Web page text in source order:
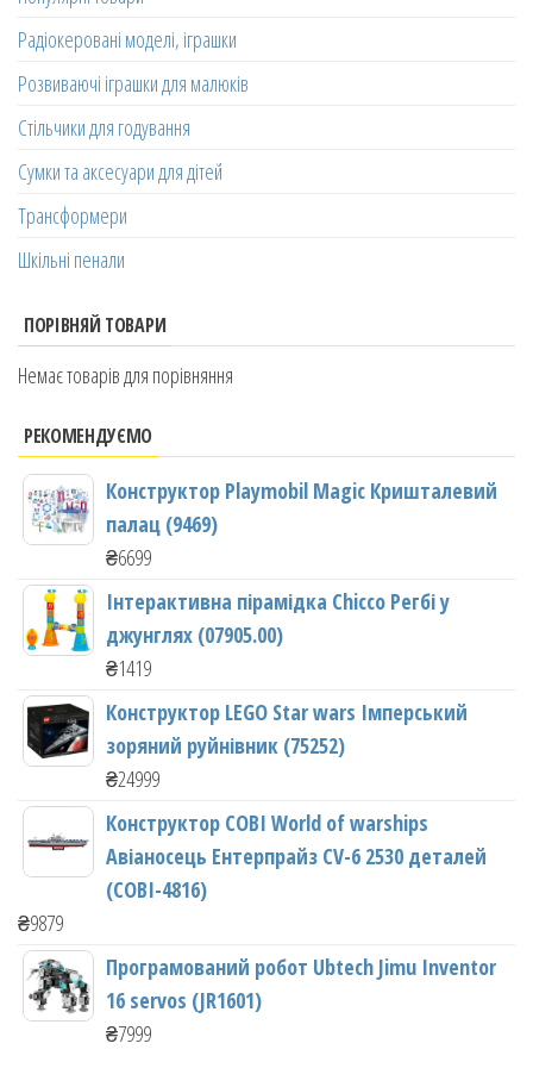
Радіокеровані моделі, іграшки
Розвиваючі іграшки для малюків
Стільчики для годування
Сумки та аксесуари для дітей
Трансформери
Шкільні пенали
ПОРІВНЯЙ ТОВАРИ
Немає товарів для порівняння
РЕКОМЕНДУЄМО
Конструктор Playmobil Magic Кришталевий
палац (9469)
₴6699
Інтерактивна пірамідка Chicco Регбі у
джунглях (07905.00)
₴1419
Конструктор LEGO Star wars Імперський
зоряний руйнівник (75252)
₴24999
Конструктор COBI World of warships
Авіаносець Ентерпрайз CV-6 2530 деталей
(COBI-4816)
₴9879
Програмований робот Ubtech Jimu Inventor
16 servos (JR1601)
₴7999